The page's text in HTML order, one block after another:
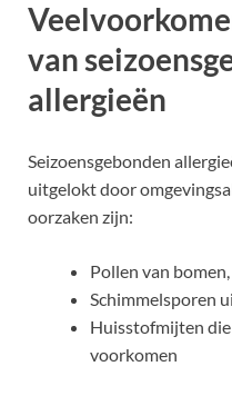
van
allergieën
Seizoensgebonden
uitgelokt door
oorzaken zijn:
Pollen van
Schimmelsporen
Huisstofmijten
voorkomen